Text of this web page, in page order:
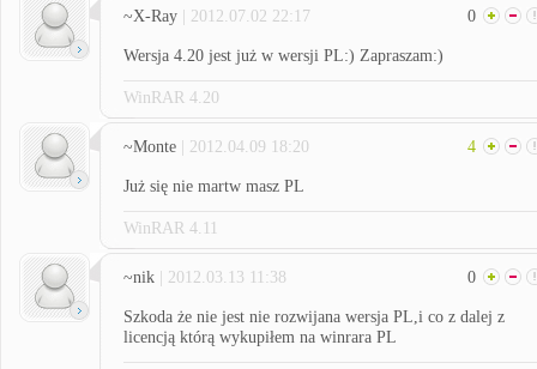
~X-Ray | 2012.07.02 22:17 0
Wersja 4.20 jest już w wersji PL:) Zapraszam:)
WinRAR 4.20
~Monte | 2012.04.09 18:20 4
Już się nie martw masz PL
WinRAR 4.11
~nik | 2012.03.13 11:38 0
Szkoda że nie jest nie rozwijana wersja PL,i co z dalej z
licencją którą wykupiłem na winrara PL